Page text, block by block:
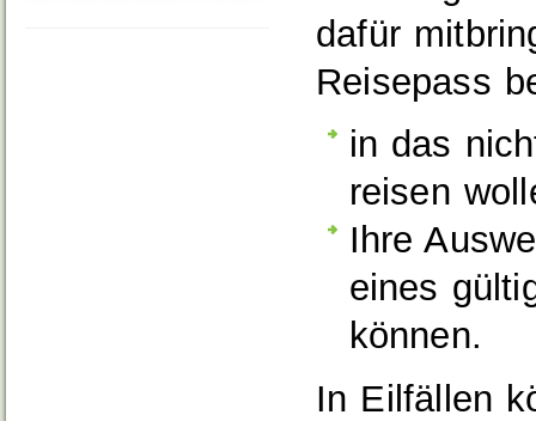
dafür
Reisepass
in das
reisen
Ihre
eines
können.
In Eilfällen